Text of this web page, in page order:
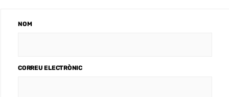
NOM
CORREU ELECTRÒNIC